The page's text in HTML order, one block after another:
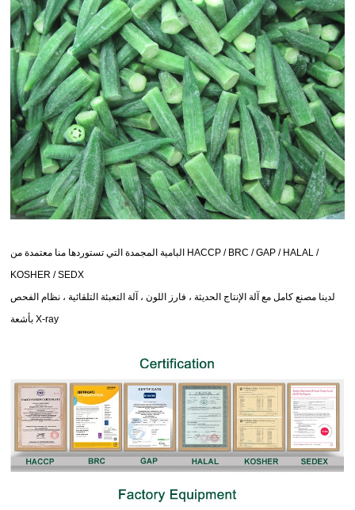
البامية المجمدة التي تستوردها منا معتمدة من HACCP / BRC / GAP / HALAL /
KOSHER / SEDX
لدينا مصنع كامل مع آلة الإنتاج الحديثة ، فارز اللون ، آلة التعبئة التلقائية ، نظام الفحص
بأشعة X-ray